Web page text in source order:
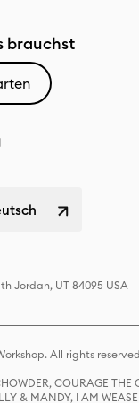
brauchst
Jordan, UT 84095 USA
All rights
COURAGE THE
& MANDY, I AM